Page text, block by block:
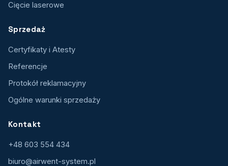
Cięcie laserowe
Sprzedaż
Certyfikaty i Atesty
Referencje
Protokół reklamacyjny
Ogólne warunki sprzedaży
Kontakt
+48 603 554 434
biuro@airwent-system.pl